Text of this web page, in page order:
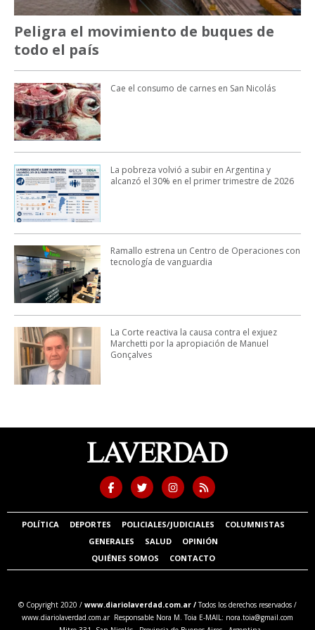
Peligra el movimiento de buques de
todo el país
Cae el consumo de carnes en San Nicolás
La pobreza volvió a subir en Argentina y
alcanzó el 30% en el primer trimestre de 2026
Ramallo estrena un Centro de Operaciones con
tecnología de vanguardia
La Corte reactiva la causa contra el exjuez
Marchetti por la apropiación de Manuel
Gonçalves
POLÍTICA DEPORTES POLICIALES/JUDICIALES
COLUMNISTAS
GENERALES
SALUD
OPINIÓN
QUIÉNES SOMOS
CONTACTO
© Copyright 2020 / www.diariolaverdad.com.ar /Todos los derechos reservados /
www.diariolaverdad.com.ar Responsable Nora M. Toia E-MAIL: nora.toia@gmail.com